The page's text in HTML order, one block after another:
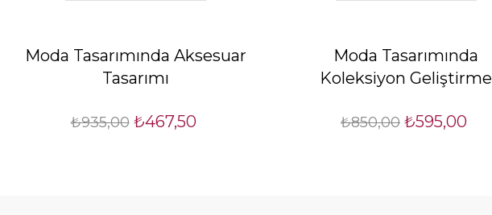
Moda Tasarımında Aksesuar
Tasarımı
₺935,00 ₺467,50
Moda Tasarımında
Koleksiyon Geliştirme
₺850,00 ₺595,00